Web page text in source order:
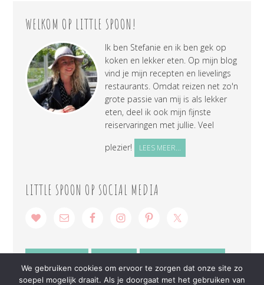
WELKOM OP LITTLE SPOON!
Ik ben Stefanie en ik ben gek op
koken en lekker eten. Op mijn blog
vind je mijn recepten en lievelings
restaurants. Omdat reizen net zo'n
grote passie van mij is als lekker
eten, deel ik ook mijn fijnste
reiservaringen met jullie. Veel
plezier!
LEES MEER...
LITTLE SPOON OP SOCIAL MEDIA
We gebruiken cookies om ervoor te zorgen dat onze site zo
soepel mogelijk draait. Als je doorgaat met het gebruiken van